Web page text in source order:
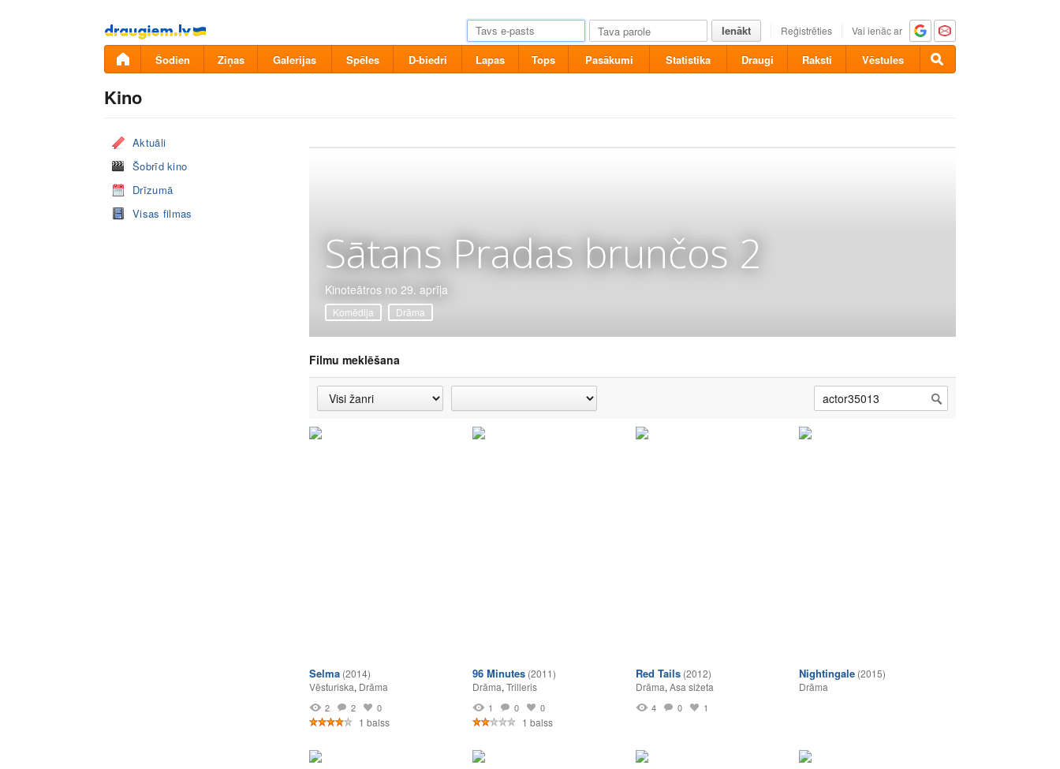
Pāriet
uz
saturu
Ienākt Reģistrēties Vai ienāc ar
Šodien Ziņas Galerijas Spēles D-biedri Lapas Tops Pasākumi Statistika Draugi Raksti Vēstules
Kino
Aktuāli
Šobrīd kino
Drīzumā
Visas filmas
Sātans Pradas brunčos 2
Kinoteātros no 29. aprīļa
Komēdija Drāma
Filmu meklēšana
Selma (2014)
Vēsturiska, Drāma
2 2 0
1 balss
96 Minutes (2011)
Drāma, Trilleris
1 0 0
1 balss
Red Tails (2012)
Drāma, Asa sižeta
4 0 1
Nightingale (2015)
Drāma